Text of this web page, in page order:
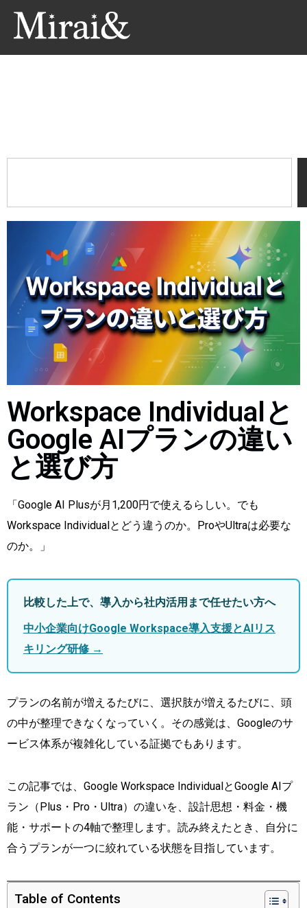
Workspace Individualと
Google AIプランの違い
と選び方
「Google AI Plusが月1,200円で使えるらしい。でも
Workspace Individualとどう違うのか。ProやUltraは必要な
のか。」
比較した上で、導入から社内活用まで任せたい方へ
中小企業向けGoogle Workspace導入支援とAIリス
キリング研修 →
プランの名前が増えるたびに、選択肢が増えるたびに、頭
の中が整理できなくなっていく。その感覚は、Googleのサ
ービス体系が複雑化している証拠でもあります。
この記事では、Google Workspace IndividualとGoogle AIプ
ラン（Plus・Pro・Ultra）の違いを、設計思想・料金・機
能・サポートの4軸で整理します。読み終えたとき、自分に
合うプランが一つに絞れている状態を目指しています。
Table of Contents